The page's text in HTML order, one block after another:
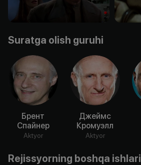
Suratga olish guruhi
Брент
Спайнер
Aktyor
Джеймс
Кромуэлл
Aktyor
Rejissyorning boshqa ishlari